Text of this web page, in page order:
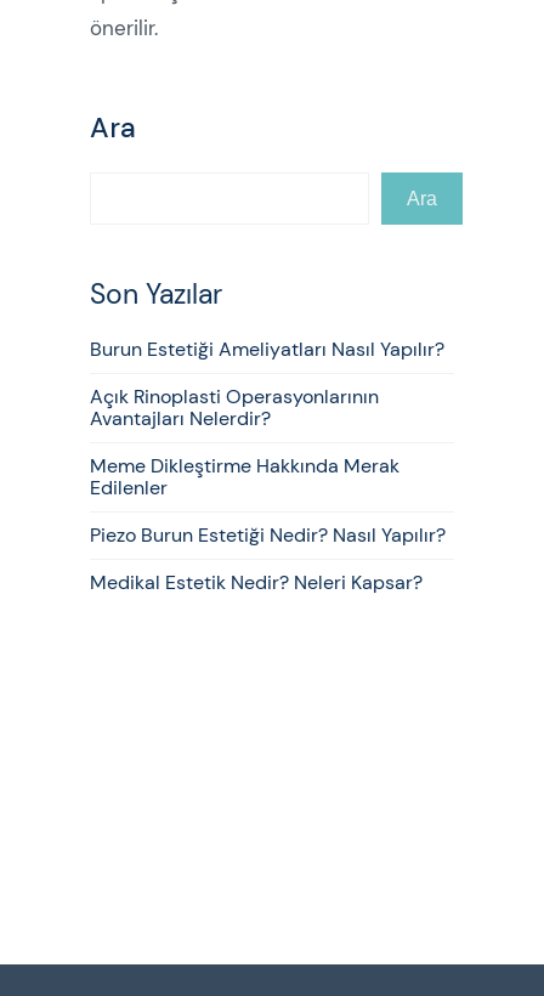
önerilir.
Ara
Ara
Son Yazılar
Burun Estetiği Ameliyatları Nasıl Yapılır?
Açık Rinoplasti Operasyonlarının
Avantajları Nelerdir?
Meme Dikleştirme Hakkında Merak
Edilenler
Piezo Burun Estetiği Nedir? Nasıl Yapılır?
Medikal Estetik Nedir? Neleri Kapsar?